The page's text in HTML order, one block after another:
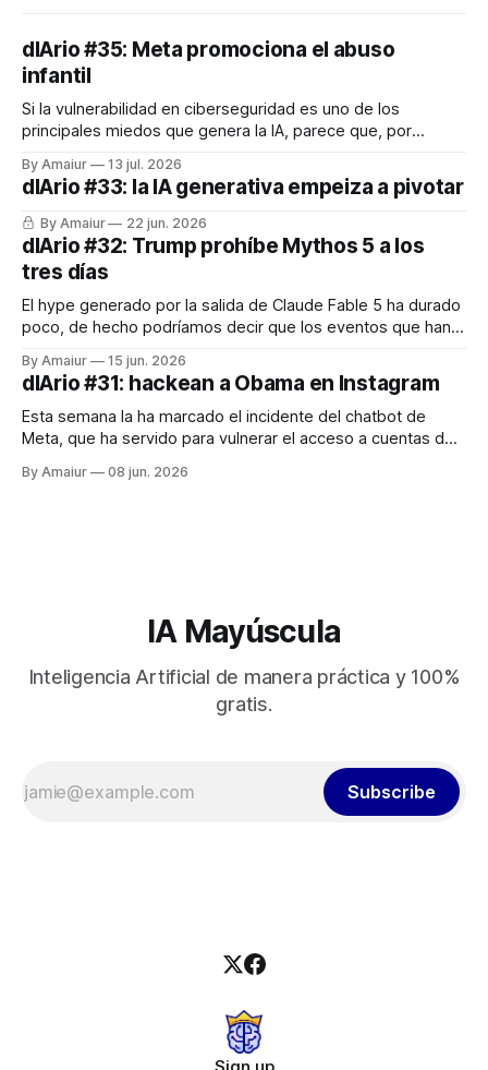
dIArio #35: Meta promociona el abuso
infantil
Si la vulnerabilidad en ciberseguridad es uno de los
principales miedos que genera la IA, parece que, por
generativas le pisa últimamente los talones. Días oscuros
para el ser humano estos últimos años. Por otro lado,
alguna vez he hablado de la
By Amaiur 13 jul. 2026
dIArio #33: la IA generativa empeiza a pivotar
By Amaiur 22 jun. 2026
dIArio #32: Trump prohíbe Mythos 5 a los
tres días
El hype generado por la salida de Claude Fable 5 ha durado
poco, de hecho podríamos decir que los eventos que han
Mythos 5, la prohibición de ambos y la salida a bolsa de
SpaceX. Este último es
By Amaiur 15 jun. 2026
dIArio #31: hackean a Obama en Instagram
Esta semana la ha marcado el incidente del chatbot de
Meta, que ha servido para vulnerar el acceso a cuentas de
asociado. No sé si a vosotros os ha pasado pero yo llevo
By Amaiur 08 jun. 2026
IA Mayúscula
Inteligencia Artificial de manera práctica y 100%
gratis.
Subscribe